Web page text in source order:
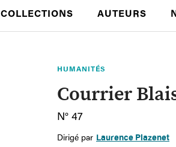
COLLECTIONS AUTEURS
HUMANITÉS
Courrier
N° 47
Dirigé par Laurence Plazenet